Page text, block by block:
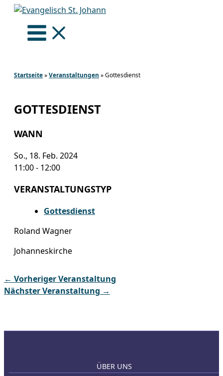
Zum
springen
Startseite»Veranstaltungen »Gottesdienst
GOTTESDIENST
WANN
So., 18. Feb. 2024
11:00 - 12:00
VERANSTALTUNGSTYP
Gottesdienst
Roland Wagner
Johanneskirche
← Vorheriger Veranstaltung
Nächster Veranstaltung →
ÜBER UNS